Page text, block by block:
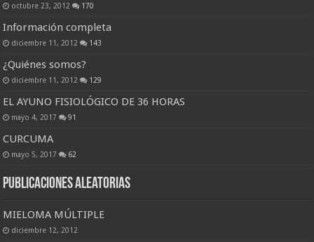
octubre 23, 2012 170
Información completa
diciembre 11, 2012 143
¿Quiénes somos?
diciembre 11, 2012 129
EL AYUNO FISIOLÓGICO DE 36 HORAS
mayo 4, 2017 91
CURCUMA
mayo 5, 2017 62
Publicaciones Aleatorias
MIELOMA MÚLTIPLE
diciembre 12, 2012